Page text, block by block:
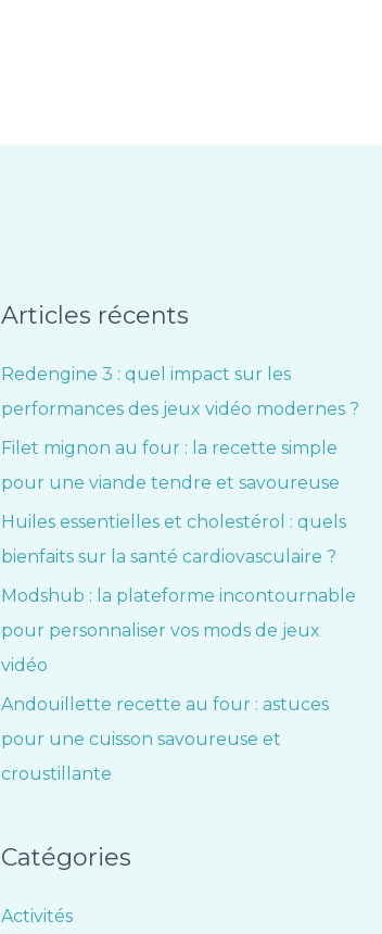
Articles récents
Redengine 3 : quel impact sur les
performances des jeux vidéo modernes ?
Filet mignon au four : la recette simple
pour une viande tendre et savoureuse
Huiles essentielles et cholestérol : quels
bienfaits sur la santé cardiovasculaire ?
Modshub : la plateforme incontournable
pour personnaliser vos mods de jeux
vidéo
Andouillette recette au four : astuces
pour une cuisson savoureuse et
croustillante
Catégories
Activités